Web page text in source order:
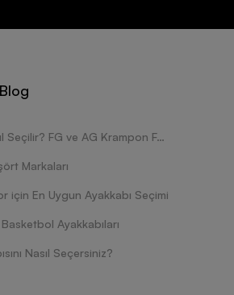
Krampon Nasıl Seçilir? FG ve AG Krampon Farkları Nelerdir?
Markaları
için En Uygun Ayakkabı Seçimi
Ayakkabıları
Nasıl Seçersiniz?